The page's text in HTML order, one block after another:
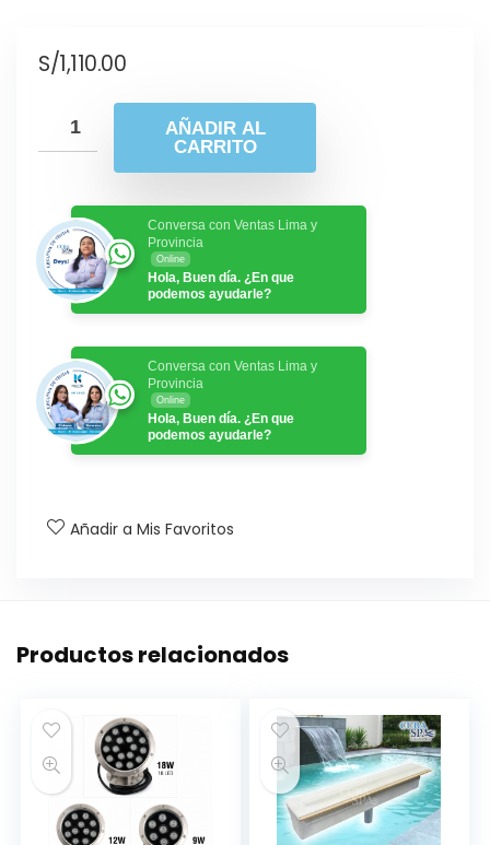
S/1,110.00
AÑADIR AL
CARRITO
Conversa con Ventas Lima y
Provincia
Online
Hola, Buen día. ¿En que
podemos ayudarle?
Conversa con Ventas Lima y
Provincia
Online
Hola, Buen día. ¿En que
podemos ayudarle?
Añadir a Mis Favoritos
Productos relacionados